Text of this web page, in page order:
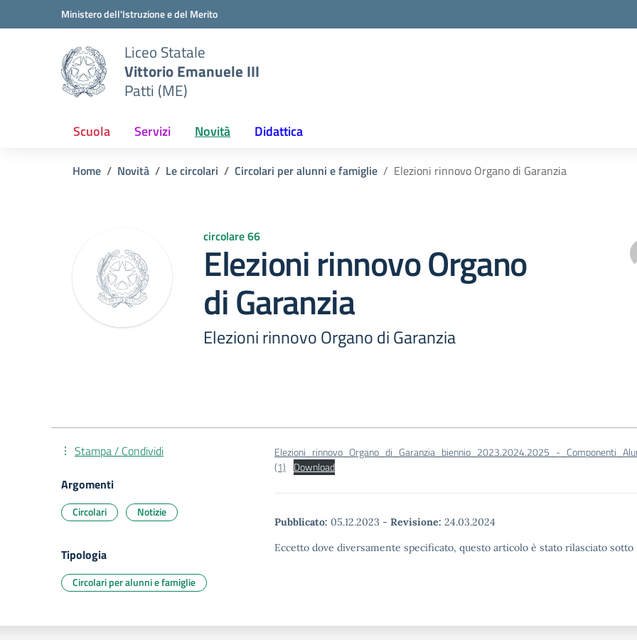
Vai ai contenuti
Vai al menu di navigazioneMinistero dell'Istruzione e del Merito
Liceo Statale
Vittorio Emanuele III
Patti (ME)
Scuola Servizi Novità Didattica
Home Novità Le circolari Circolari per alunni e famiglie Elezioni rinnovo Organo di Garanzia
circolare 66
Elezioni rinnovo Organo
di Garanzia
Elezioni rinnovo Organo di Garanzia
Elezioni_rinnovo_Organo_di_Garanzia_biennio_2023.2024.2025_-
(1) Download
Pubblicato: 05.12.2023 - Revisione: 24.03.2024
Eccetto dove diversamente specificato, questo articolo è stato rilasciato
Stampa / Condividi
Argomenti
Circolari Notizie
Tipologia
Circolari per alunni e famiglie